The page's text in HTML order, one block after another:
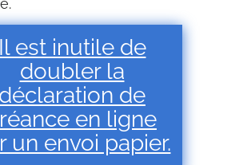
Il est inutile de
doubler la
déclaration de
en ligne
un envoi papier.